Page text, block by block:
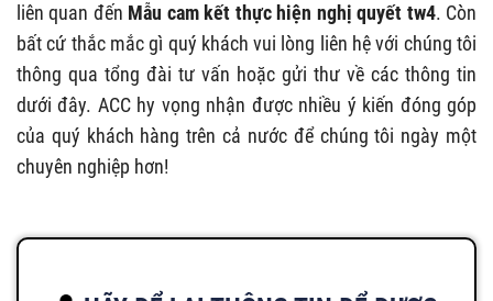
liên quan đến Mẫu cam kết thực hiện nghị quyết tw4. Còn
bất cứ thắc mắc gì quý khách vui lòng liên hệ với chúng tôi
thông qua tổng đài tư vấn hoặc gửi thư về các thông tin
dưới đây. ACC hy vọng nhận được nhiều ý kiến đóng góp
của quý khách hàng trên cả nước để chúng tôi ngày một
chuyên nghiệp hơn!